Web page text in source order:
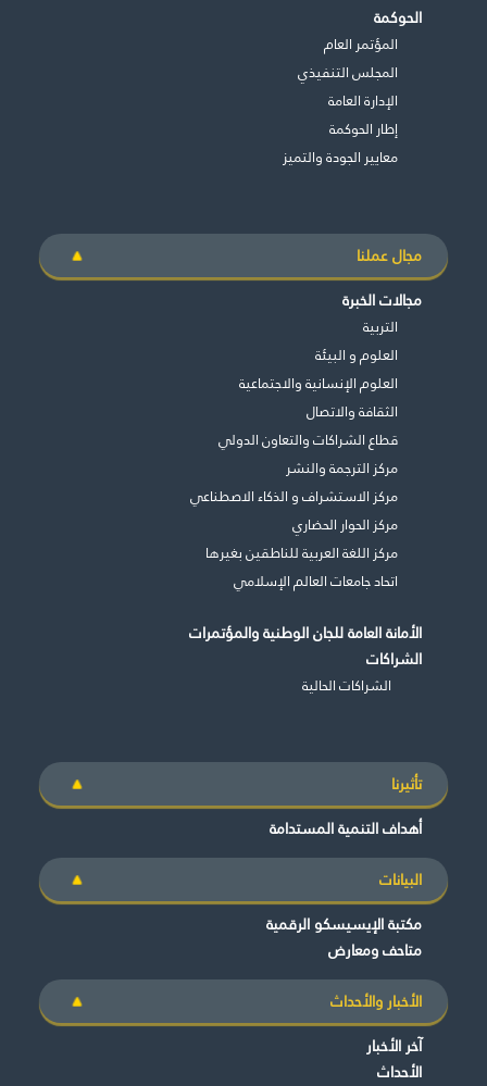
غير راض للغاية
الحوكمة
المؤتمر العام
المجلس التنفيذي
اﻹدارة العامة
إطار الحوكمة
معايير الجودة والتميز
مجال عملنا
مجالات الخبرة
التربية
العلوم و البيئة
العلوم الإنسانية والاجتماعية
الثقافة والاتصال
قطاع الشراكات والتعاون الدولي
مركز الترجمة والنشر
مركز الاستشراف و الذكاء الاصطناعي
مركز الحوار الحضاري
مركز اللغة العربية للناطقين بغيرها
اتحاد جامعات العالم الإسلامي
الأمانة العامة للجان الوطنية والمؤتمرات
الشراكات
الشراكات الحالية
تأثيرنا
أهداف التنمية المستدامة
البيانات
مكتبة الإيسيسكو الرقمية
متاحف ومعارض
الأخبار والأحداث
آخر الأخبار
الأحداث